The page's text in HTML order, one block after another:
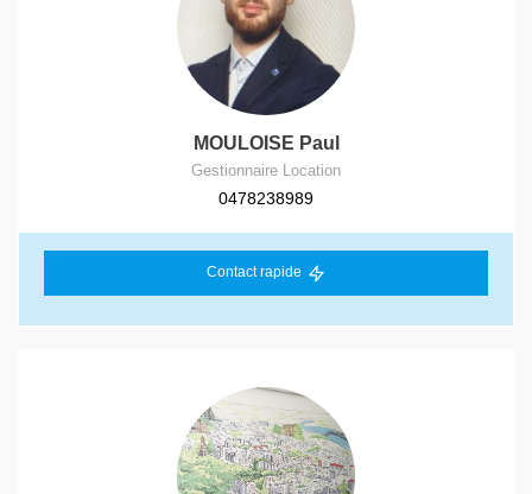
MOULOISE Paul
Gestionnaire Location
0478238989
Contact rapide